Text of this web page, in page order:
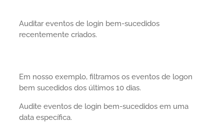
Auditar eventos de login bem-sucedidos
recentemente criados.
Em nosso exemplo, filtramos os eventos de logon
bem sucedidos dos últimos 10 dias.
Audite eventos de login bem-sucedidos em uma
data específica.